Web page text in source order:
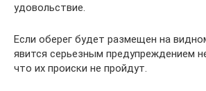
удовольствие.
Если оберег будет размещен на
явится серьезным предупреждением
что их происки не пройдут.